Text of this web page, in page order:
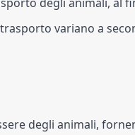
variano a
degli animali,